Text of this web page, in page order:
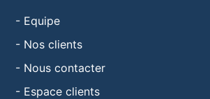
- Equipe
- Nos clients
- Nous contacter
- Espace clients